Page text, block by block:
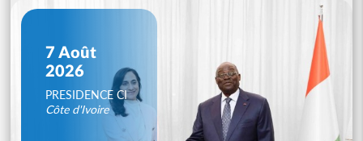
7 Août
2026
PRESIDENCE CI
Côte d'Ivoire